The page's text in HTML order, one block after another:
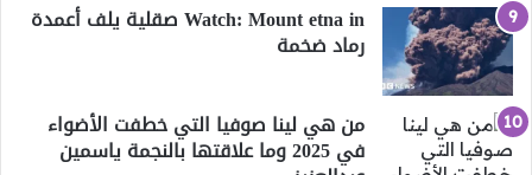
Watch: Mount etna in صقلية يلف أعمدة
رماد ضخمة
من هي لينا صوفيا التي خطفت الأضواء
في 2025 وما علاقتها بالنجمة ياسمين